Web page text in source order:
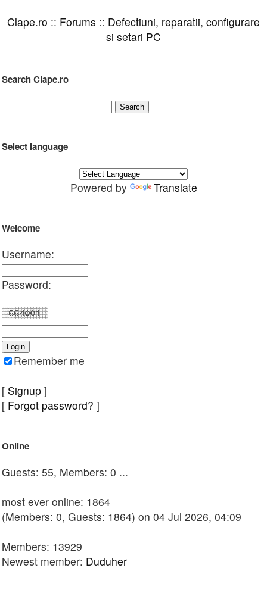
Clape.ro :: Forums :: Defectiuni, reparatii, configurare
si setari PC
Search Clape.ro
Select language
Powered by Translate
Welcome
Username:
Password:
Remember me
[ Signup ]
[ Forgot password? ]
Online
Guests: 55, Members: 0 ...
most ever online: 1864
(Members: 0, Guests: 1864) on 04 Jul 2026, 04:09
Members: 13929
Newest member: Duduher